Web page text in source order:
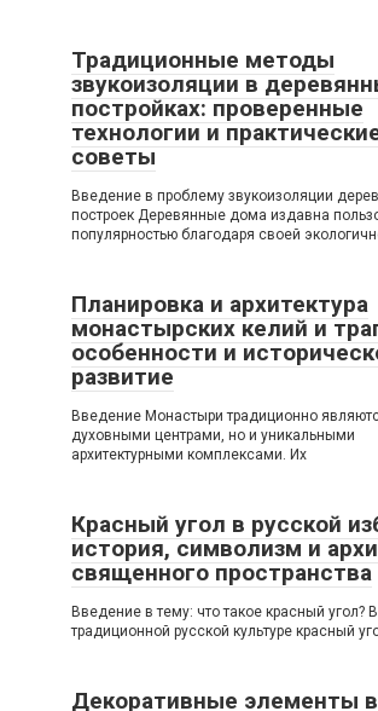
Традиционные методы
звукоизоляции в
постройках: проверенные
технологии и
советы
Введение в проблему звукоизоляции
построек Деревянные дома издавна
популярностью благодаря своей
Планировка и архитектура
монастырских келий и
особенности и
развитие
Введение Монастыри традиционно
духовными центрами, но и уникальными
архитектурными комплексами. Их
Красный угол в русской
история, символизм и
священного пространства
Введение в тему: что такое красный угол? В
традиционной русской культуре красный
Декоративные элементы в